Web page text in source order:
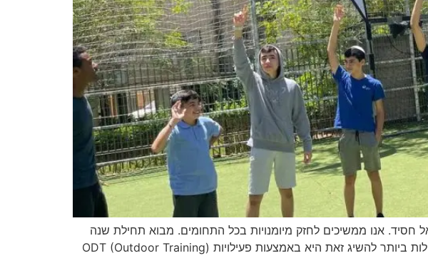
חסיד. אנו ממשיכים לחזק מיומנויות בכל התחומים. מבוא תחילת שנה
היא הזדמנות מצוינת להתחיל ברגל ימין ולבנות יסודות חזקים לקבוצות ולכיתות. אחת הדרכים היעילות ביותר להשיג זאת היא באמצעות פעילויות ODT (Outdoor Training)